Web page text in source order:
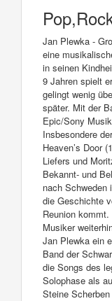
Jan Plewka -
eine
in seinen
9 Jahren spielt
gelingt wenig
später. Mit der
Epic/Sony
Insbesondere
Heaven’s Door
Liefers und
Bekannt- und
nach Schweden
die Geschichte
Reunion
Musiker
Jan Plewka ein
Band der
die Songs des
Solophase als
Steine